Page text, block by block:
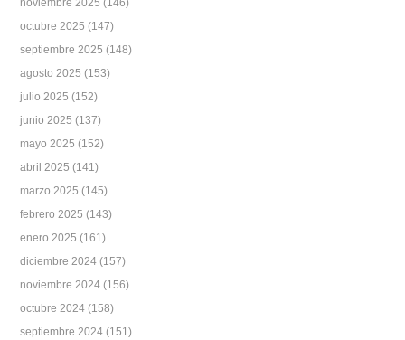
noviembre 2025 (146)
octubre 2025 (147)
septiembre 2025 (148)
agosto 2025 (153)
julio 2025 (152)
junio 2025 (137)
mayo 2025 (152)
abril 2025 (141)
marzo 2025 (145)
febrero 2025 (143)
enero 2025 (161)
diciembre 2024 (157)
noviembre 2024 (156)
octubre 2024 (158)
septiembre 2024 (151)